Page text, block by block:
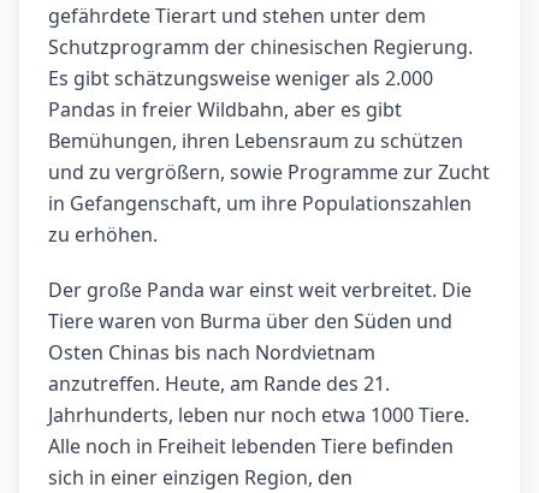
gefährdete Tierart und stehen unter dem
Schutzprogramm der chinesischen Regierung.
Es gibt schätzungsweise weniger als 2.000
Pandas in freier Wildbahn, aber es gibt
Bemühungen, ihren Lebensraum zu schützen
und zu vergrößern, sowie Programme zur Zucht
in Gefangenschaft, um ihre Populationszahlen
zu erhöhen.
Der große Panda war einst weit verbreitet. Die
Tiere waren von Burma über den Süden und
Osten Chinas bis nach Nordvietnam
anzutreffen. Heute, am Rande des 21.
Jahrhunderts, leben nur noch etwa 1000 Tiere.
Alle noch in Freiheit lebenden Tiere befinden
sich in einer einzigen Region, den